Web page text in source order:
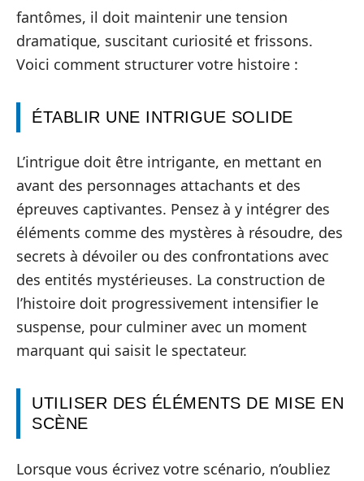
fantômes, il doit maintenir une tension
dramatique, suscitant curiosité et frissons.
Voici comment structurer votre histoire :
ÉTABLIR UNE INTRIGUE SOLIDE
L’intrigue doit être intrigante, en mettant en
avant des personnages attachants et des
épreuves captivantes. Pensez à y intégrer des
éléments comme des mystères à résoudre, des
secrets à dévoiler ou des confrontations avec
des entités mystérieuses. La construction de
l’histoire doit progressivement intensifier le
suspense, pour culminer avec un moment
marquant qui saisit le spectateur.
UTILISER DES ÉLÉMENTS DE MISE EN
SCÈNE
Lorsque vous écrivez votre scénario, n’oubliez